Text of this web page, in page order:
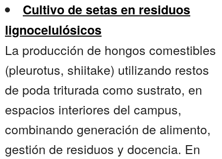
Cultivo de setas en residuos
lignocelulósicos
La producción de hongos comestibles
(pleurotus, shiitake) utilizando restos
de poda triturada como sustrato, en
espacios interiores del campus,
combinando generación de alimento,
gestión de residuos y docencia. En